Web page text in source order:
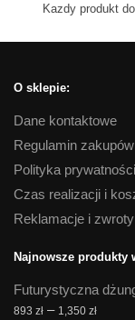
Kazdy produkt
O sklepie:
Dane kontaktowe
Regulamin zakupów
Polityka prywatności
Czas realizacji i
Reklamacje i zwroty
Najnowsze produkty
Futurystyczna
893 zł – 1,350 złZakres